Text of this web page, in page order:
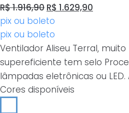
R$1.916,90 O
preço
original
era:
R$ 1.916,90.
R$ 1.629,90
é:
R$
pix ou boleto
pix ou boleto
Ventilador Aliseu Terral,
supereficiente tem selo
lâmpadas eletrônicas ou
Cores disponíveis